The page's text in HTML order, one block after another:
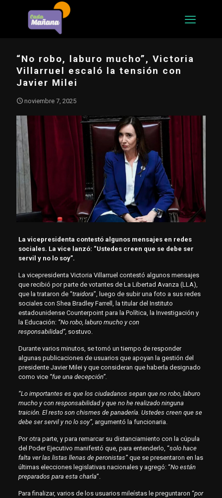
“No robo, laburo mucho”, Victoria
Villarruel escaló la tensión con
Javier Milei
noviembre 7, 2025
La vicepresidenta contestó algunos mensajes en redes
sociales. La vice lanzó: “Ustedes creen que se debe ser
servil y no lo soy”.
La vicepresidenta Victoria Villarruel contestó algunos mensajes
que recibió por parte de votantes de La Libertad Avanza (LLA),
que la trataron de “traidora”, luego de subir una foto a sus redes
sociales con Shea Bradley Farrell, la titular del Instituto
estadounidense Counterpoint para la Política, la Investigación y
la Educación: “No robo, laburo mucho y con
responsabilidad”,sostuvo.
Durante varios minutos, se tomó un tiempo de responder
algunas publicaciones de usuarios que apoyan la gestión del
presidente Javier Milei y que consideran que haberla designado
como vice “fue una decepción”.
“Lo importantes es que los ciudadanos sepan que no robo, laburo
mucho y con responsabilidad y que no he realizado ninguna
traición. El resto son chismes de panadería. Ustedes creen que se
debe ser servil y no lo soy”,argumentó la funcionaria.
Por otra parte, y para remarcar su distanciamiento con la cúpula
del Poder Ejecutivo manifestó que, para entenderlo, “solo hace
falta ver las listas llenas de peronistas” que se presentaron en las
últimas elecciones legislativas nacionales y agregó: “No están
preparados para esta charla”.
Para finalizar, varios de los usuarios mileístas le preguntaron “por